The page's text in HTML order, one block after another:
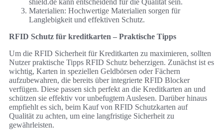
shield.de kann entscheidend für die Qualität sein.
Materialien: Hochwertige Materialien sorgen für
Langlebigkeit und effektiven Schutz.
RFID Schutz für kreditkarten – Praktische Tipps
Um die RFID Sicherheit für Kreditkarten zu maximieren, sollten
Nutzer praktische Tipps RFID Schutz beherzigen. Zunächst ist es
wichtig, Karten in speziellen Geldbörsen oder Fächern
aufzubewahren, die bereits über integrierte RFID Blocker
verfügen. Diese passen sich perfekt an die Kreditkarten an und
schützen sie effektiv vor unbefugtem Auslesen. Darüber hinaus
empfiehlt es sich, beim Kauf von RFID Schutzkarten auf
Qualität zu achten, um eine langfristige Sicherheit zu
gewährleisten.